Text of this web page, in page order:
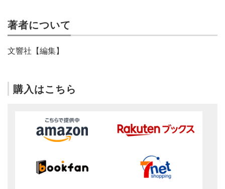
著者について
文響社【編集】
購入はこちら